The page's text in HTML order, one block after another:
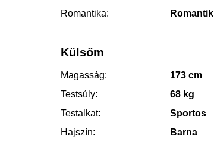
Romantika:
Külsőm
Magasság:
173 cm
Testsúly:
68 kg
Testalkat:
Sportos
Hajszín:
Barna